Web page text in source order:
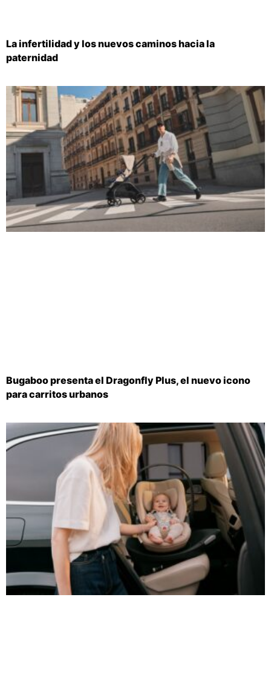
La infertilidad y los nuevos caminos hacia la
paternidad
Bugaboo presenta el Dragonfly Plus, el nuevo icono
para carritos urbanos